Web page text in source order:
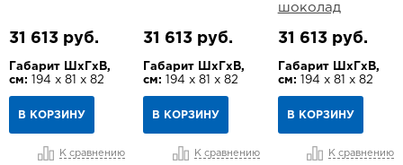
31 613 руб.
Габарит ШхГхВ,
см: 194 х 81 х 82
В КОРЗИНУ
К сравнению
31 613 руб.
Габарит ШхГхВ,
см:
194 х 81 х 82
В КОРЗИНУ
К сравнению
шоколад
31 613 руб.
Габарит ШхГхВ,
см: 194 х 81 х 82
В КОРЗИНУ
К сравнению